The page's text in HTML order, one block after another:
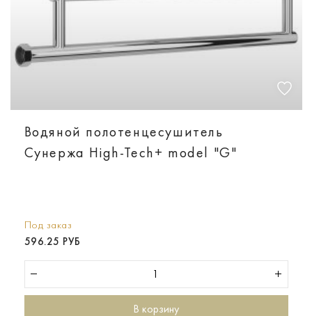
Водяной полотенцесушитель
Сунержа High-Tech+ model "G"
Под заказ
596.25 РУБ
В корзину